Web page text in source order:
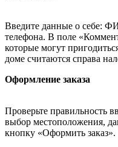
Введите данные о себе:
телефона. В поле
которые могут
доме считаются справа
Оформление заказа
Проверьте правильность
выбор местоположения,
кнопку «Оформить заказ».